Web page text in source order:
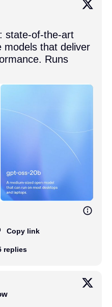
state-of-the-art
models that deliver
Runs
Copy link
replies